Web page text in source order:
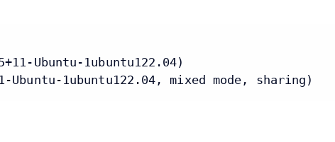
Ubuntu-1ubuntu122.04)
1ubuntu122.04, mixed mode, sharing)